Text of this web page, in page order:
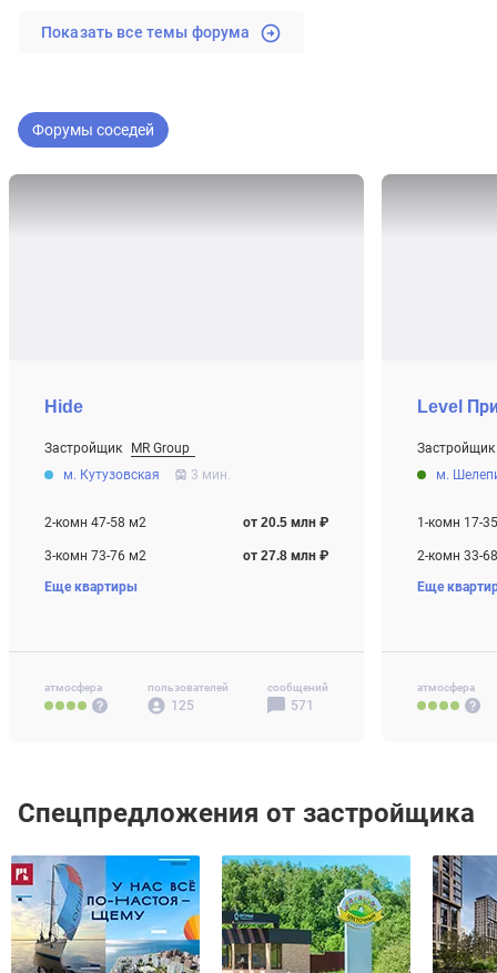
Показать все темы форума
Форумы соседей
Hide
Застройщик
MR Group
От 20.5 млн ₽
Строится
м. Кутузовская 3 мин.
2-комн 47-58 м2 от 20.5 млн ₽
3-комн 73-76 м2 от 27.8 млн ₽
4-комн+ 97 м2
Еще квартиры
атмосфера пользователей
125
сообщений
571
Level
Застройщик
От 9.7 млн ₽
Строится
м.
1-комн 17-
2-комн 33-
3-комн 58-
Своб. план.
Еще
атмосфера
Спецпредложения от застройщика